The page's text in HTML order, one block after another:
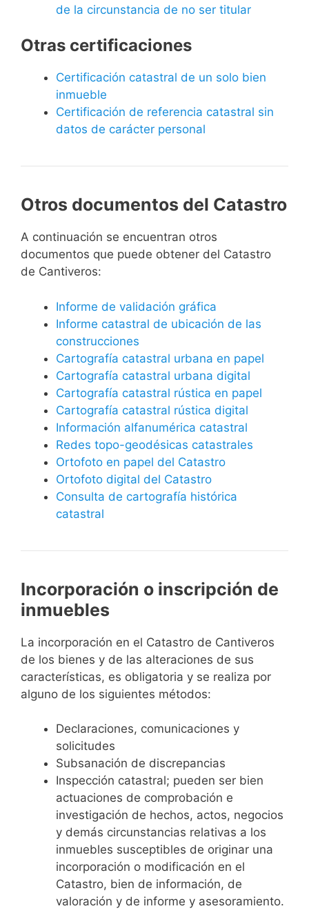
de la circunstancia de no ser titular
Otras certificaciones
Certificación catastral de un solo bien
inmueble
Certificación de referencia catastral sin
datos de carácter personal
Otros documentos del Catastro
A continuación se encuentran otros
documentos que puede obtener del Catastro
de Cantiveros:
Informe de validación gráfica
Informe catastral de ubicación de las
construcciones
Cartografía catastral urbana en papel
Cartografía catastral urbana digital
Cartografía catastral rústica en papel
Cartografía catastral rústica digital
Información alfanumérica catastral
Redes topo-geodésicas catastrales
Ortofoto en papel del Catastro
Ortofoto digital del Catastro
Consulta de cartografía histórica
catastral
Incorporación o inscripción de
inmuebles
La incorporación en el Catastro de Cantiveros
de los bienes y de las alteraciones de sus
características, es obligatoria y se realiza por
alguno de los siguientes métodos:
Declaraciones, comunicaciones y
solicitudes
Subsanación de discrepancias
Inspección catastral; pueden ser bien
actuaciones de comprobación e
investigación de hechos, actos, negocios
y demás circunstancias relativas a los
inmuebles susceptibles de originar una
incorporación o modificación en el
Catastro, bien de información, de
valoración y de informe y asesoramiento.